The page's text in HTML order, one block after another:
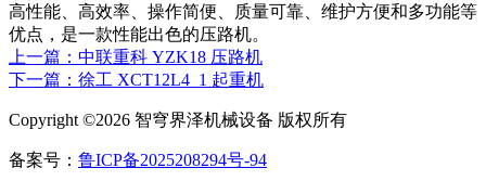
高性能、高效率、操作简便、质量可靠、维护方便和多功能等
优点，是一款性能出色的压路机。
上一篇：中联重科 YZK18 压路机
下一篇：徐工 XCT12L4_1 起重机
Copyright ©2026 智穹界泽机械设备 版权所有
备案号： 鲁ICP备2025208294号-94